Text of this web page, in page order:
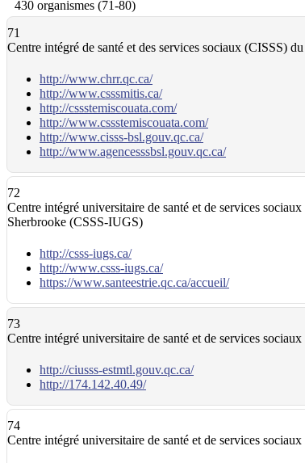
430 organismes (71-80)
71
Centre intégré de santé et des services sociaux (CISSS)
http://www.chrr.qc.ca/
http://www.csssmitis.ca/
http://cssstemiscouata.com/
http://www.cssstemiscouata.com/
http://www.cisss-bsl.gouv.qc.ca/
http://www.agencesssbsl.gouv.qc.ca/
72
Centre intégré universitaire de santé et de services
Sherbrooke (CSSS-IUGS)
http://csss-iugs.ca/
http://www.csss-iugs.ca/
https://www.santeestrie.qc.ca/accueil/
73
Centre intégré universitaire de santé et de services
http://ciusss-estmtl.gouv.qc.ca/
http://174.142.40.49/
74
Centre intégré universitaire de santé et de services